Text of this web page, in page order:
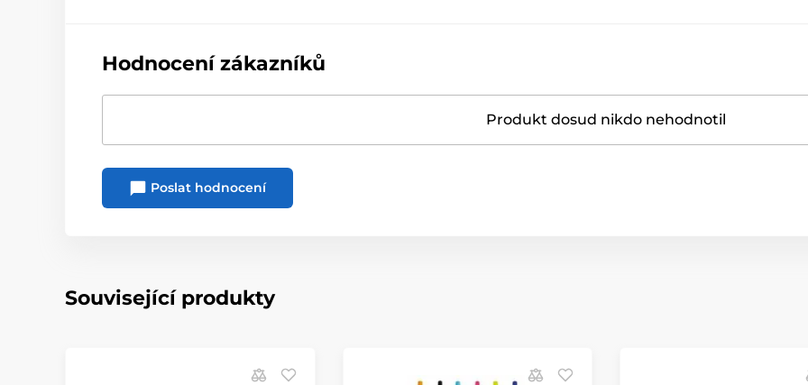
Hodnocení zákazníků
Produkt dosud nikdo nehodnotil
Poslat hodnocení
Související produkty